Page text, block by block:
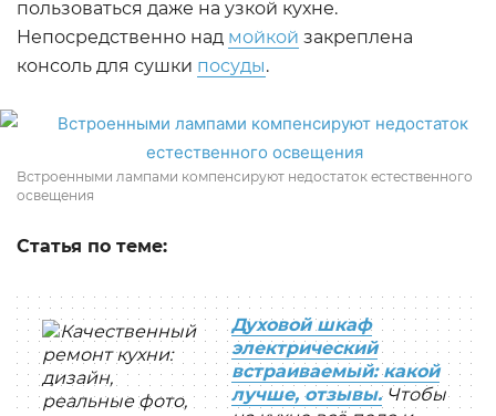
пользоваться даже на узкой кухне.
Непосредственно над мойкой закреплена
консоль для сушки посуды.
Встроенными лампами компенсируют недостаток естественного
освещения
Статья по теме:
Духовой шкаф
электрический
встраиваемый: какой
лучше, отзывы.Чтобы